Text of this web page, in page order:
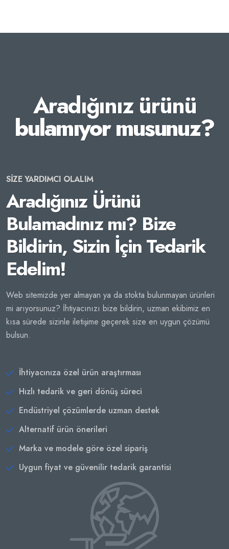
Aradığınız ürünü
bulamıyor musunuz?
SİZE YARDIMCI OLALIM
Aradığınız Ürünü
Bulamadınız mı? Bize
Bildirin, Sizin İçin Tedarik
Edelim!
Web sitemizde yer almayan ya da stokta bulunmayan ürünleri
mi arıyorsunuz? İhtiyacınızı bize bildirin, uzman ekibimiz en
kısa sürede sizinle iletişime geçerek size en uygun çözümü
bulsun.
İhtiyacınıza özel ürün araştırması
Hızlı tedarik ve geri dönüş süreci
Endüstriyel çözümlerde uzman destek
Alternatif ürün önerileri
Marka ve modele göre özel sipariş
Uygun fiyat ve güvenilir tedarik garantisi